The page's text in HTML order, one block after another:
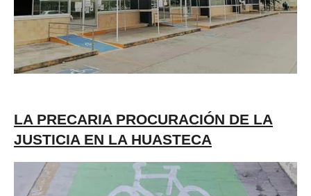
LA PRECARIA PROCURACIÓN DE LA
JUSTICIA EN LA HUASTECA